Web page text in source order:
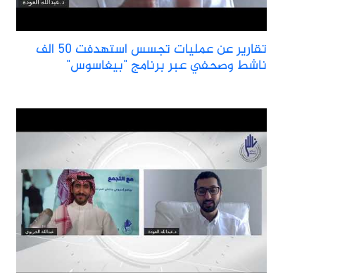
تقارير عن عمليات تجسس استهدفت 50 الف
ناشط وصحفي عبر برنامج "بيغاسوس"